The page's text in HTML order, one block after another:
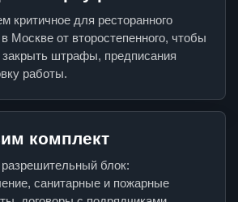
критичное для ресторанного
Москве от второстепенного, чтобы
закрыть штрафы, предписания
работы.
комплект
разрешительный блок:
санитарные и пожарные